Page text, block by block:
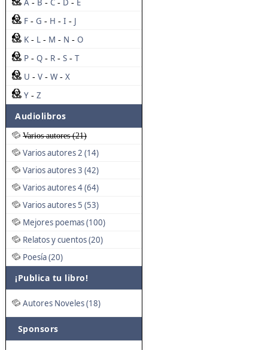
A - B - C - D - E
F - G - H - I - J
K - L - M - N - O
P - Q - R - S - T
U - V - W - X
Y - Z
Audiolibros
Varios autores (21)
Varios autores 2 (14)
Varios autores 3 (42)
Varios autores 4 (64)
Varios autores 5 (53)
Mejores poemas (100)
Relatos y cuentos (20)
Poesía (20)
¡Publica tu libro!
Autores Noveles (18)
Sponsors